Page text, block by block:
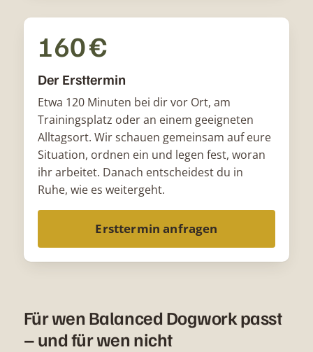
160 €
Der Ersttermin
Etwa 120 Minuten bei dir vor Ort, am
Trainingsplatz oder an einem geeigneten
Alltagsort. Wir schauen gemeinsam auf eure
Situation, ordnen ein und legen fest, woran
ihr arbeitet. Danach entscheidest du in
Ruhe, wie es weitergeht.
Ersttermin anfragen
Für wen Balanced Dogwork passt
– und für wen nicht